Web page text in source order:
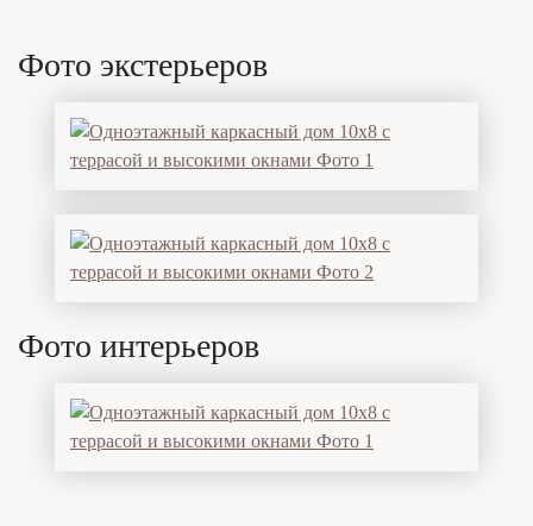
Фото экстерьеров
Фото интерьеров